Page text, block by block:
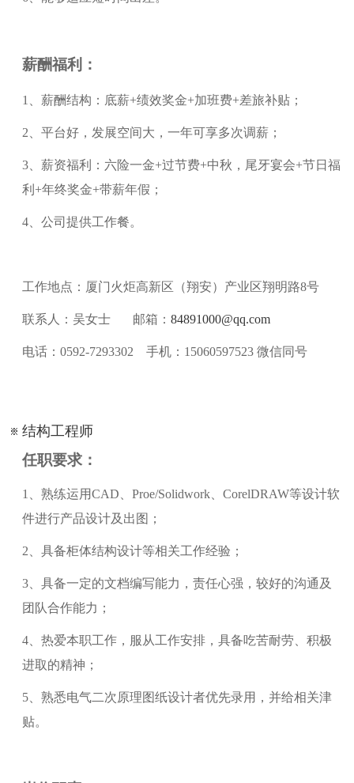
薪酬福利：
1 薪酬结构：底薪+绩效奖金+加班费+差旅补贴；
2 平台好，发展空间大，一年可享多次调薪；
3、 薪资福利：六险一金+过节费+中秋，尾牙宴会+节日福
利+年终奖金+带薪年假 ；
4、 公司提供工作餐。
工作地点：厦门火炬高新区（翔安）产业区翔明路8号
联系人： 吴女士 邮箱： 84891000@qq.com
电话： 0592-7293302 手机：15060597523 微信同号
结构工程师
任职要求：
1、熟练运用CAD、Proe/Solidwork、CorelDRAW等设计软
件进行产品设计及出图；
2、具备柜体结构设计等相关工作经验；
3、具备一定的文档编写能力，责任心强，较好的沟通及
团队合作能力；
4、热爱本职工作，服从工作安排，具备吃苦耐劳、积极
进取的精神；
5、熟悉电气二次原理图纸设计者优先录用，并给相关津
贴。